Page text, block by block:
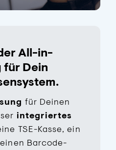
All-in-
für Dein
für Deinen
integriertes
TSE-Kasse, ein
Barcode-